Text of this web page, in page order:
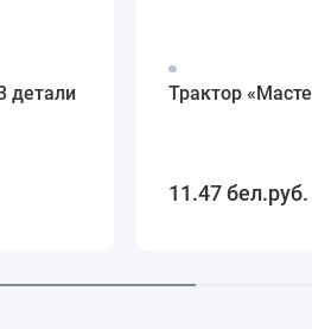
детали Трактор
11.47 бел.руб.